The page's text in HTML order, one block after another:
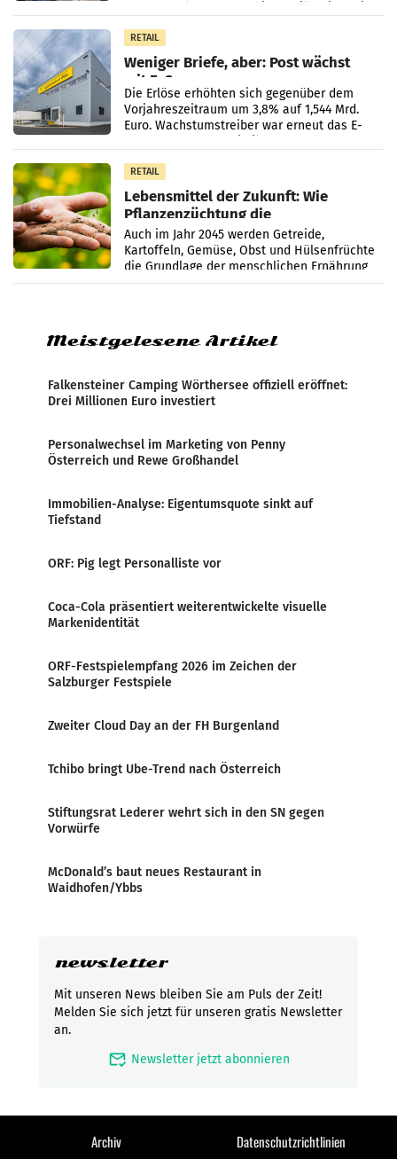
RETAIL
Weniger Briefe, aber: Post wächst
mit E-Commerce
Die Erlöse erhöhten sich gegenüber dem
Vorjahreszeitraum um 3,8% auf 1,544 Mrd.
Euro. Wachstumstreiber war erneut das E-
RETAIL
Lebensmittel der Zukunft: Wie
Pflanzenzüchtung die
Ernährungssicherheit sichert
Auch im Jahr 2045 werden Getreide,
Kartoffeln, Gemüse, Obst und Hülsenfrüchte
die Grundlage der menschlichen Ernährung
bilden. Allerdings verändern sich die
Meistgelesene Artikel
Falkensteiner Camping Wörthersee offiziell eröffnet:
Drei Millionen Euro investiert
Personalwechsel im Marketing von Penny
Österreich und Rewe Großhandel
Immobilien-Analyse: Eigentumsquote sinkt auf
Tiefstand
ORF: Pig legt Personalliste vor
Coca-Cola präsentiert weiterentwickelte visuelle
Markenidentität
ORF-Festspielempfang 2026 im Zeichen der
Salzburger Festspiele
Zweiter Cloud Day an der FH Burgenland
Tchibo bringt Ube-Trend nach Österreich
Stiftungsrat Lederer wehrt sich in den SN gegen
Vorwürfe
McDonald’s baut neues Restaurant in
Waidhofen/Ybbs
newsletter
Mit unseren News bleiben Sie am Puls der Zeit!
Melden Sie sich jetzt für unseren gratis Newsletter
an.
mark_email_read Newsletter jetzt abonnieren
Archiv
Datenschutzrichtlinien